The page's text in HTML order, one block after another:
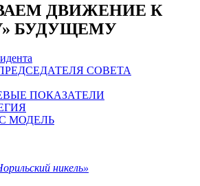
ДВИЖЕНИЕ К
БУДУЩЕМУ
СОВЕТА
ПОКАЗАТЕЛИ
МОДЕЛЬ
никель»